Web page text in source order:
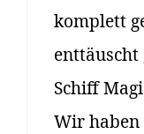
komplett
enttäuscht
Schiff
Wir haben